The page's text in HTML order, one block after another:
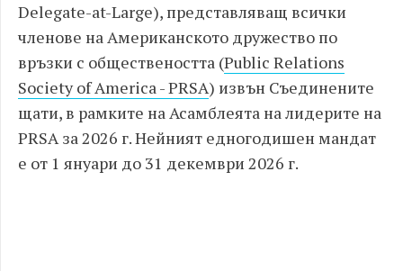
Delegate-at-Large), представляващ всички
членове на Американското дружество по
връзки с обществеността (Public Relations
Society of America - PRSA) извън Съединените
щати, в рамките на Асамблеята на лидерите на
PRSA за 2026 г. Нейният едногодишен мандат
е от 1 януари до 31 декември 2026 г.